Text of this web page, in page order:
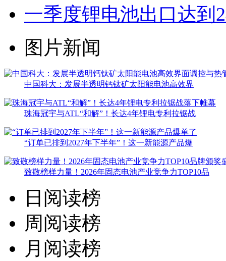
一季度锂电池出口达到
图片新闻
中国科大：发展半透明钙钛矿太阳能电池高效界
珠海冠宇与ATL“和解”！长达4年锂电专利拉锯战
“订单已排到2027年下半年”！这一新能源产品爆
致敬榜样力量！2026年固态电池产业竞争力TOP10品
日阅读榜
周阅读榜
月阅读榜